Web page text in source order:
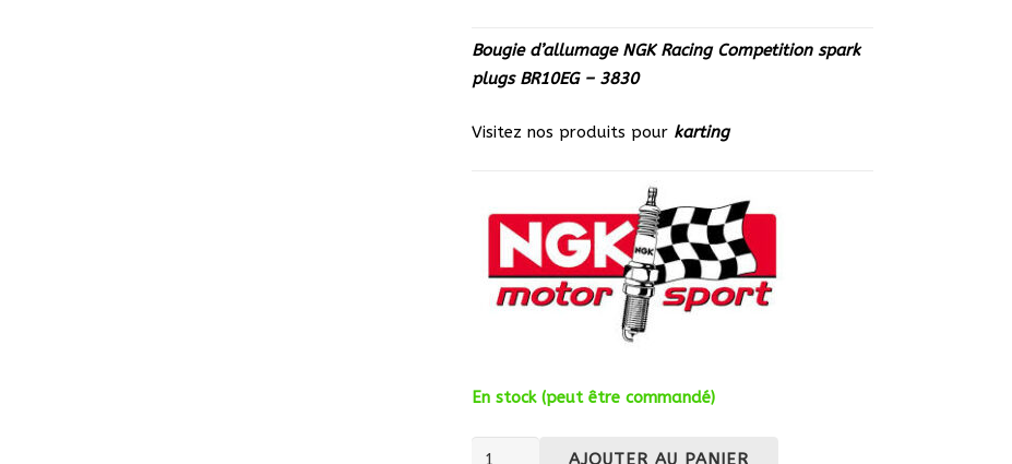
Bougie d’allumage NGK Racing Competition spark
plugs BR10EG – 3830
Visitez nos produits pour karting
En stock (peut être commandé)
quantité
AJOUTER AU PANIER